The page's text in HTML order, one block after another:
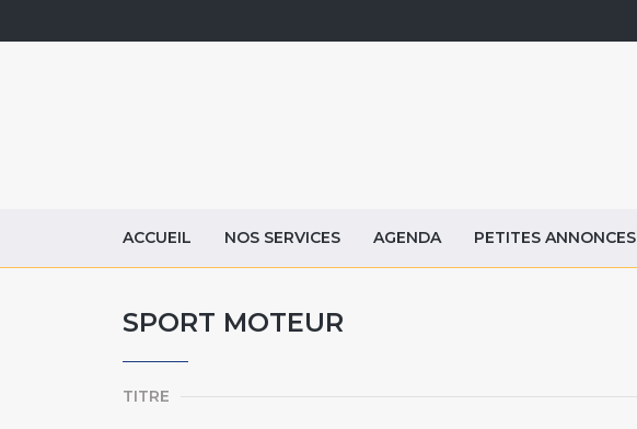
ACCUEIL NOS SERVICES AGENDA PETITES ANNONCES
SPORT MOTEUR
TITRE